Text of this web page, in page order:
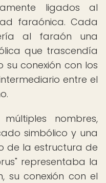
ligados al
faraónica. Cada
al faraón una
que trascendía
su conexión con los
entre el
nombres,
simbólico y una
de la estructura de
representaba la
su conexión con el